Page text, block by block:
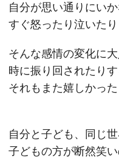
自分が思い通りにい
すぐ怒ったり泣いたり
そんな感情の変化に大
時に振り回されたりす
それもまた嬉しかった
自分と子ども、同じ世
子どもの方が断然笑い